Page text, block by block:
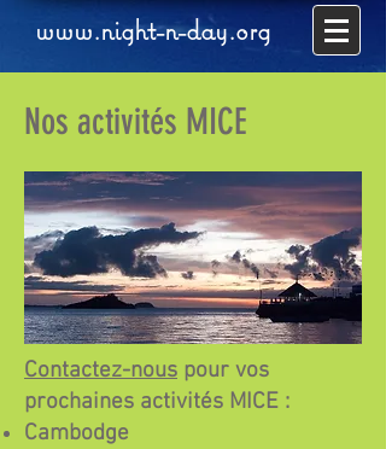
www.night-n-day.org
Nos activités MICE
Contactez-nous pour vos
prochaines activités MICE :
Cambodge